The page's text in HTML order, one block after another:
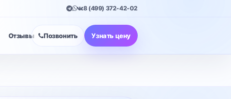
8 (499) 372-42-02
Отзывы Позвонить Узнать цену